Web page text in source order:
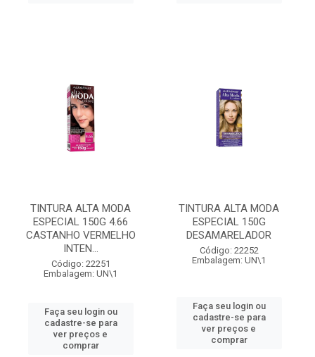
TINTURA ALTA MODA
ESPECIAL 150G 4.66
CASTANHO VERMELHO
INTEN...
Código: 22251
Embalagem: UN\1
Faça seu login ou
cadastre-se para
ver preços e
comprar
TINTURA ALTA MODA
ESPECIAL 150G
DESAMARELADOR
Código: 22252
Embalagem: UN\1
Faça seu login ou
cadastre-se para
ver preços e
comprar